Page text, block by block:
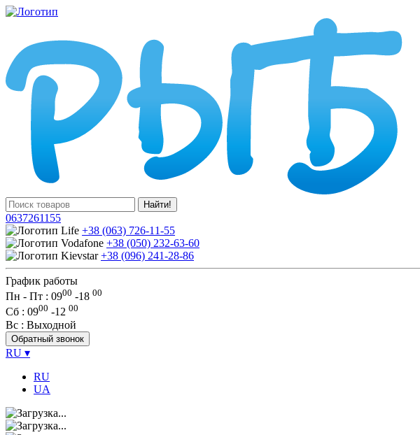
Найти!
0637261155
+38 (063) 726-11-55
+38 (050) 232-63-60
+38 (096) 241-28-86
График работы
Пн - Пт : 0900 -18 00
Сб : 0900 -12 00
Вс : Выходной
Обратный звонок
RU ▾
RU
UA